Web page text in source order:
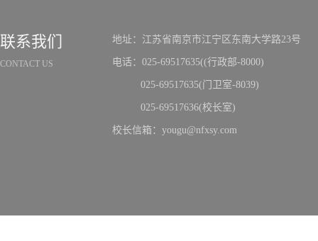
联系我们
CONTACT US
地址：江苏省南京市江宁区东南大学路23号
电话：025-69517635((行政部-8000)
025-69517635(门卫室-8039)
025-69517636(校长室)
校长信箱：yougu@nfxsy.com